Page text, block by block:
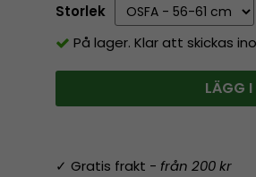
Storlek
På lager. Klar att skickas
LÄGG
✓ Gratis frakt - från 200 kr